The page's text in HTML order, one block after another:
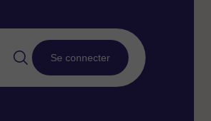
Se connecter